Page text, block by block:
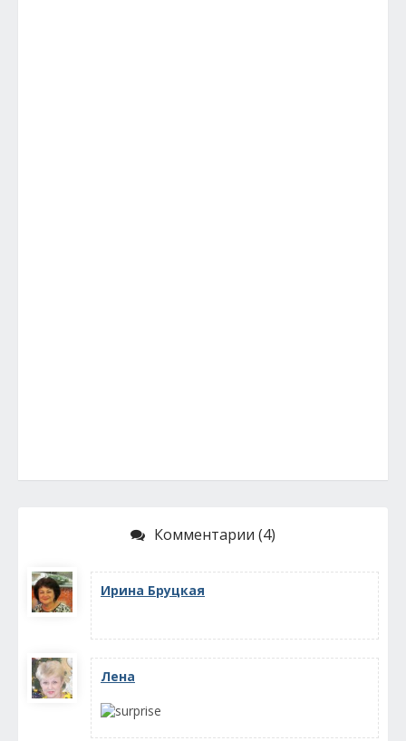
Комментарии (4)
Ирина Бруцкая
Лена